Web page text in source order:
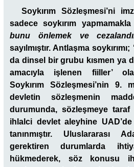
Soykırım Sözleşmesi’ni
sadece soykırım
bunu önlemek ve
sayılmıştır. Antlaşma
da dinsel bir grubu kısmen ya
amacıyla işlenen fiiller’
Soykırım Sözleşmesi’nin 9.
devletin sözleşmenin
durumunda, sözleşmeye
ihlalci devlet aleyhine
tanınmıştır. Uluslararası
gerektiren durumlarda
hükmederek, söz konusu